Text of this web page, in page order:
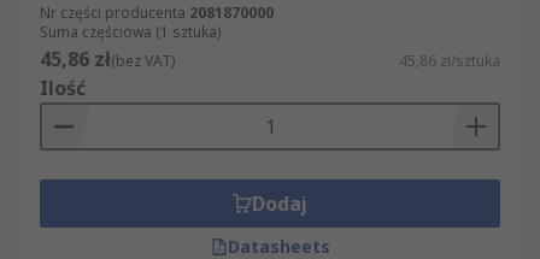
Nr części producenta 2081870000
Suma częściowa (1 sztuka)
45,86 zł(bez VAT) 45,86 zł/sztuka
Ilość
Dodaj
Datasheets